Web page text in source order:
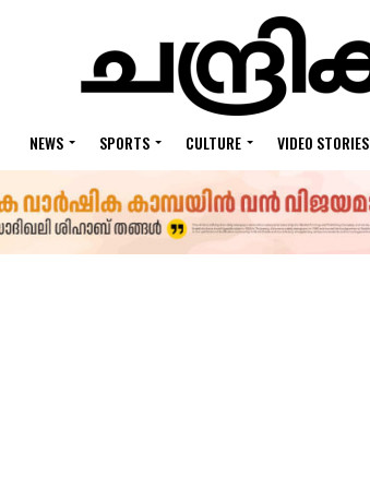
NEWS SPORTS CULTURE VIDEO STORIES